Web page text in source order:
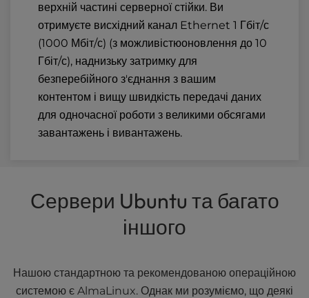
верхній частині серверної стійки. Ви
отримуєте висхідний канал Ethernet 1 Гбіт/с
(1000 Мбіт/с) (з можливістюоновлення до 10
Гбіт/с), наднизьку затримку для
безперебійного з'єднання з вашим
контентом і вищу швидкість передачі даних
для одночасної роботи з великими обсягами
завантажень і вивантажень.
Сервери Ubuntu та багато
іншого
Нашою стандартною та рекомендованою операційною
системою є AlmaLinux. Однак ми розуміємо, що деякі